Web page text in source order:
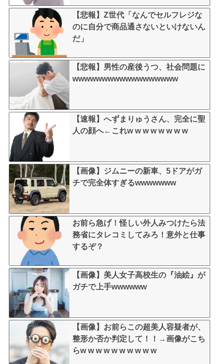
【悲報】Z世代「なんでセルフレジな
のに自分で商品通さないといけないん
だ」
【悲報】男性の産後うつ、社会問題に
wwwwwwwwwwwwwwwwww
【速報】へずまりゅうさん、完全に聖
人の顔へ←これw w w w w w w w
【画像】ジムニーの新車、5ドアがガ
チで完全体すぎるwwwwwww
お前ら急げ！怪しい外人みつけたら法
務省にタレコミしてみろ！意外と仕事
するぞ？
【画像】美人女子高校生の『油絵』が
ガチで上手wwwwww
【画像】お前らこの超美人容疑者が、
整形か否か判定して！！→画像がこち
らw w w w w w w w w w